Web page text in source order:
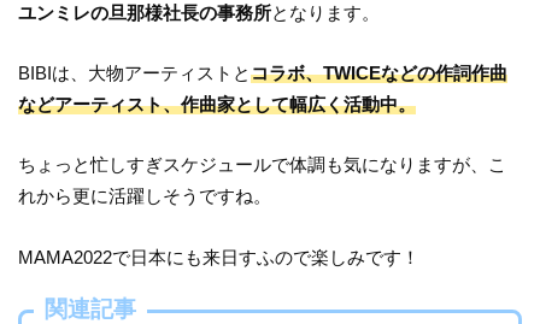
ユンミレの旦那様社長の事務所となります。
BIBIは、大物アーティストとコラボ、TWICEなどの作詞作曲
などアーティスト、作曲家として幅広く活動中。
ちょっと忙しすぎスケジュールで体調も気になりますが、こ
れから更に活躍しそうですね。
MAMA2022で日本にも来日すふので楽しみです！
関連記事